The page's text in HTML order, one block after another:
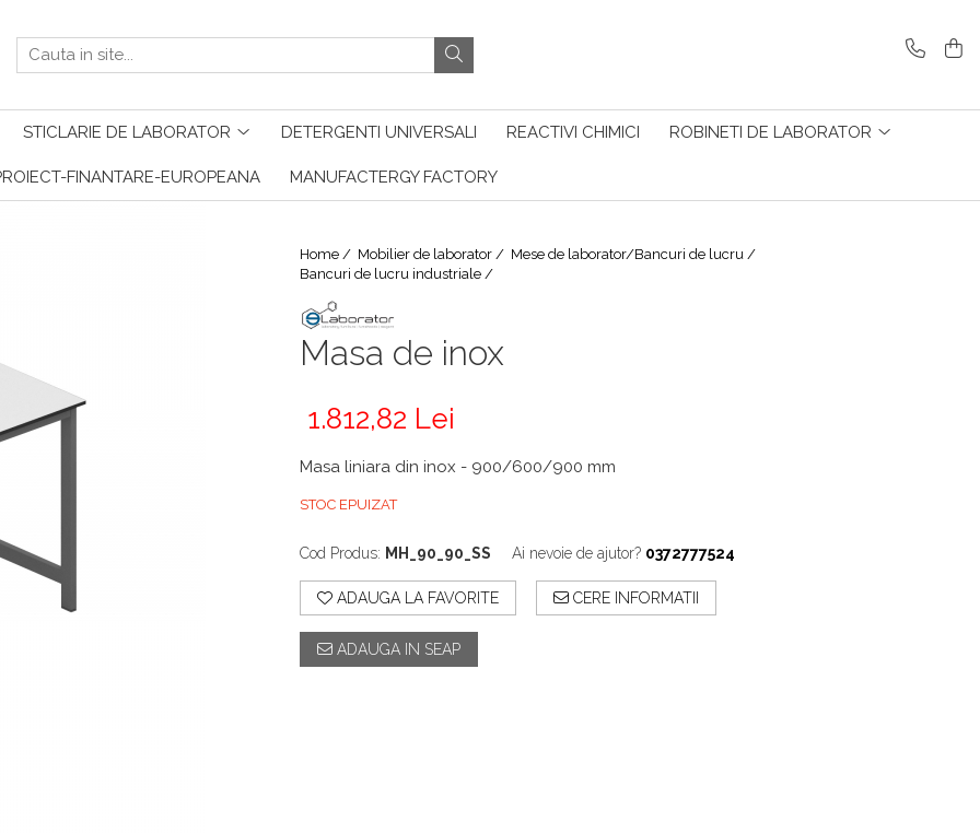
STICLARIE DE LABORATOR DETERGENTI UNIVERSALI REACTIVI CHIMICI ROBINETI DE LABORATOR
FINANTARE-EUROPEANA MANUFACTERGY FACTORY
Home / Mobilier de laborator / Mese de laborator/Bancuri de lucru /
Bancuri de lucru industriale /
Masa de inox
1.812,82 Lei
Masa liniara din inox - 900/600/900 mm
STOC EPUIZAT
Cod Produs: MH_90_90_SS Ai nevoie de ajutor? 0372777524
ADAUGA LA FAVORITE CERE INFORMATII
ADAUGA IN SEAP